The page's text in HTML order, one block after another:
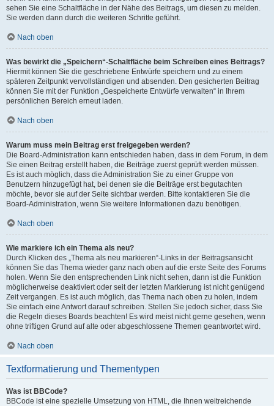
sehen Sie eine Schaltfläche in der Nähe des Beitrags, um diesen zu melden.
Sie werden dann durch die weiteren Schritte geführt.
Nach oben
Was bewirkt die „Speichern“-Schaltfläche beim Schreiben eines Beitrags?
Hiermit können Sie die geschriebene Entwürfe speichern und zu einem
späteren Zeitpunkt vervollständigen und absenden. Den gesicherten Beitrag
können Sie mit der Funktion „Gespeicherte Entwürfe verwalten“ in Ihrem
persönlichen Bereich erneut laden.
Nach oben
Warum muss mein Beitrag erst freigegeben werden?
Die Board-Administration kann entschieden haben, dass in dem Forum, in dem
Sie einen Beitrag erstellt haben, die Beiträge zuerst geprüft werden müssen.
Es ist auch möglich, dass die Administration Sie zu einer Gruppe von
Benutzern hinzugefügt hat, bei denen sie die Beiträge erst begutachten
möchte, bevor sie auf der Seite sichtbar werden. Bitte kontaktieren Sie die
Board-Administration, wenn Sie weitere Informationen dazu benötigen.
Nach oben
Wie markiere ich ein Thema als neu?
Durch Klicken des „Thema als neu markieren“-Links in der Beitragsansicht
können Sie das Thema wieder ganz nach oben auf die erste Seite des Forums
holen. Wenn Sie den entsprechenden Link nicht sehen, dann ist die Funktion
möglicherweise deaktiviert oder seit der letzten Markierung ist nicht genügend
Zeit vergangen. Es ist auch möglich, das Thema nach oben zu holen, indem
Sie einfach eine Antwort darauf schreiben. Stellen Sie jedoch sicher, dass Sie
die Regeln dieses Boards beachten! Es wird meist nicht gerne gesehen, wenn
ohne triftigen Grund auf alte oder abgeschlossene Themen geantwortet wird.
Nach oben
Textformatierung und Thementypen
Was ist BBCode?
BBCode ist eine spezielle Umsetzung von HTML, die Ihnen weitreichende